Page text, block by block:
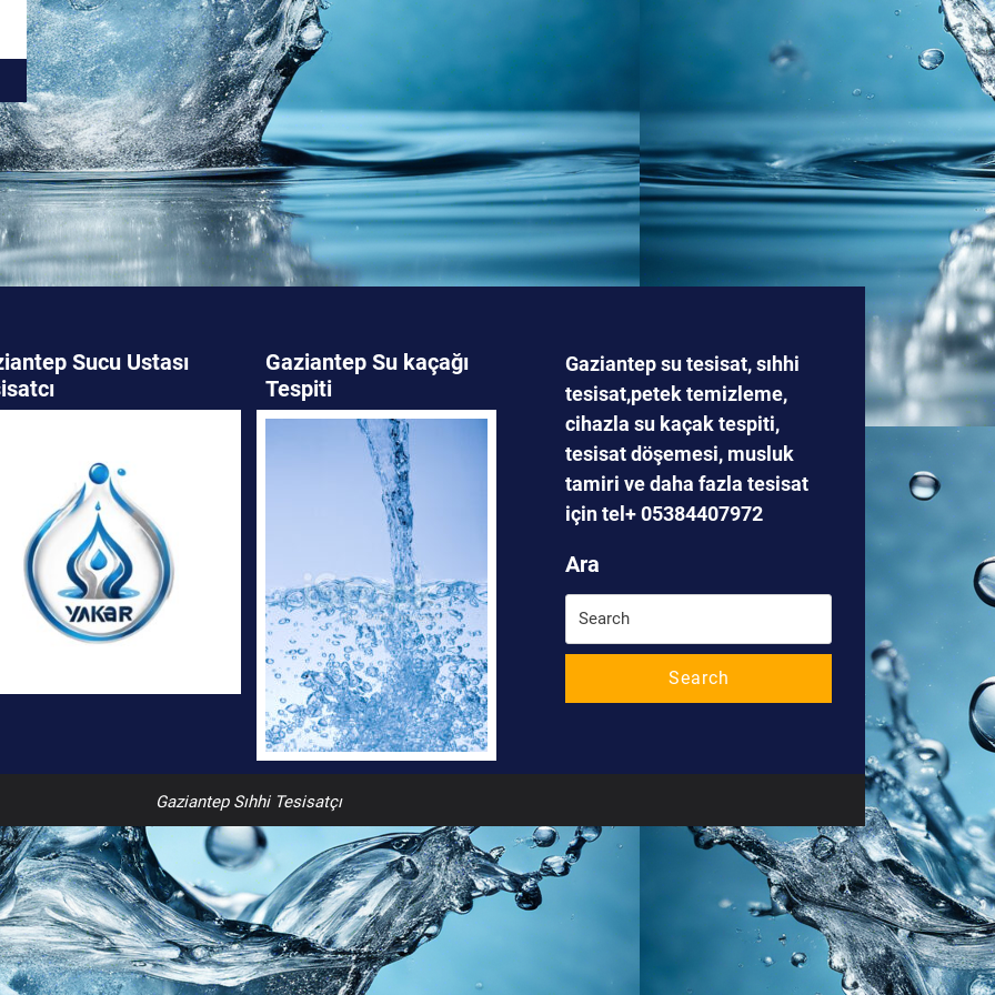
Sucu Ustası
Gaziantep Su kaçağı
Tespiti
Gaziantep su tesisat, sıhhi
tesisat,petek temizleme,
cihazla su kaçak tespiti,
tesisat döşemesi, musluk
tamiri ve daha fazla tesisat
için tel+ 05384407972
Ara
Search
for:
Search
Gaziantep Sıhhi Tesisatçı